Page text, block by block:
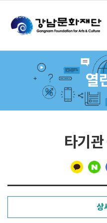
열
타기
상